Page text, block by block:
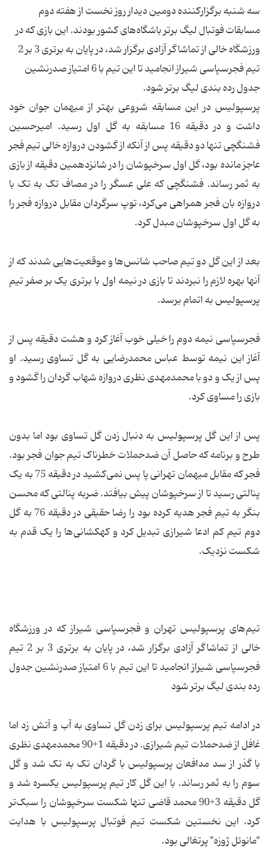
سه شنبه برگزارکننده دومین دیدار روز نخست از هفته دوم
مسابقات فوتبال لیگ برتر باشگاه‌های کشور بودند. این بازی که در
ورزشگاه خالی از تماشاگر آزادی برگزار شد، در پایان به برتری 3 بر 2
تیم فجرسپاسی شیراز انجامید تا این تیم با 6 امتیاز صدرنشین
جدول رده بندی لیگ برتر شود.
پرسپولیس در این مسابقه شروعی بهتر از میهمان جوان خود
داشت و در دقیقه 16 مسابقه به گل اول رسید. امیرحسین
فشنگچی تنها دو دقیقه پس از آنکه از گشودن دروازه خالی تیم فجر
عاجز مانده بود، گل اول سرخپوشان را در شانزدهمین دقیقه از بازی
به ثمر رساند. فشنگچی که علی عسگر را در مصاف تک به تک با
دروازه بان فجر همراهی می‌کرد، توپ سرگردان مقابل دروازه فجر را
به گل اول سرخپوشان مبدل کرد.
بعد از این گل دو تیم صاحب شانس‌ها و موقعیت‌هایی شدند که از
آنها بهره لازم را نبردند تا بازی در نیمه اول با برتری یک بر صفر تیم
پرسپولیس به اتمام برسد.
فجرسپاسی نیمه دوم را خیلی خوب آغاز کرد و هشت دقیقه پس از
آغاز این نیمه توسط عباس محمدرضایی به گل تساوی رسید. او
پس از یک و دو با محمدمهدی نظری دروازه شهاب گردان را گشود و
بازی را مساوی کرد.
پس از این گل پرسپولیس به دنبال زدن گل تساوی بود اما بدون
طرح و برنامه که حاصل آن ضدحملات خطرناک تیم جوان فجر بود.
فجر که مقابل میهمان تهرانی پا پس نمی‌کشید در دقیقه 75 به یک
پنالتی رسید تا از سرخپوشان پیش بیافتد. ضربه پنالتی که محسن
بنگر به تیم فجر هدیه کرده بود را رضا حقیقی در دقیقه 76 به گل
دوم تیم کم ادعا شیرازی تبدیل کرد و کهکشانی‌ها را یک قدم به
شکست نزدیک.
تیم‌های پرسپولیس تهران و فجرسپاسی شیراز که در ورزشگاه
خالی از تماشاگر آزادی برگزار شد، در پایان به برتری 3 بر 2 تیم
فجرسپاسی شیراز انجامید تا این تیم با 6 امتیاز صدرنشین جدول
رده بندی لیگ برتر شود
در ادامه تیم پرسپولیس برای زدن گل تساوی به آب و آتش زد اما
غافل از ضدحملات تیم شیرازی. در دقیقه 1+90 محمدمهدی نظری
با گذر از سد مدافعان پرسپولیس با گردان تک به تک شد و گل
سوم را به ثمر رساند. با این گل کار تیم پرسپولیس یکسره شد و
گل دقیقه 3+90 محمد قاضی تنها شکست سرخپوشان را سبک‌تر
کرد. این نخستین شکست تیم فوتبال پرسپولیس با هدایت
"مانوئل ژوزه" پرتغالی بود.